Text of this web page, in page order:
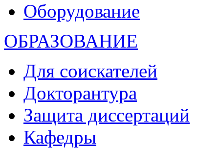
Оборудование
ОБРАЗОВАНИЕ
Для соискателей
Докторантура
Защита диссертаций
Кафедры